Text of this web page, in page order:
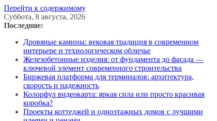
Перейти к содержимому
Суббота, 8 августа, 2026
Последние:
Дровяные камины: вековая традиция в современном
интерьере и технологическом обличье
Железобетонные изделия: от фундамента до фасада —
ключевой элемент современного строительства
Биржевая платформа для терминалов: архитектура,
скорость и надежность
Колорфул видеокарта: яркая сила или просто красивая
коробка?
Проекты коттеджей и одноэтажных домов с лучшими